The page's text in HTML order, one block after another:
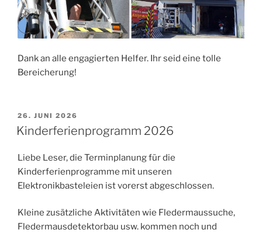
Dank an alle engagierten Helfer. Ihr seid eine tolle
Bereicherung!
VERÖFFENTLICHT
AM
26. JUNI 2026
Kinderferienprogramm 2026
Liebe Leser, die Terminplanung für die
Kinderferienprogramme mit unseren
Elektronikbasteleien ist vorerst abgeschlossen.
Kleine zusätzliche Aktivitäten wie Fledermaussuche,
Fledermausdetektorbau usw. kommen noch und